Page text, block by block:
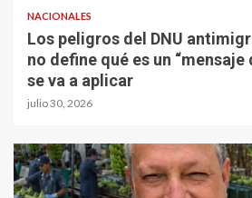
NACIONALES
Los peligros del DNU
no define qué es un
se va a aplicar
julio 30, 2026